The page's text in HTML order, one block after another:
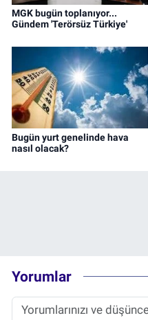
MGK bugün toplanıyor...
Gündem 'Terörsüz Türkiye'
Bugün yurt genelinde hava
nasıl olacak?
Yorumlar